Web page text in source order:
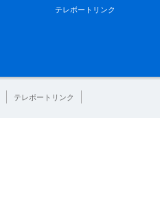
テレボートリンク
テレボートリンク